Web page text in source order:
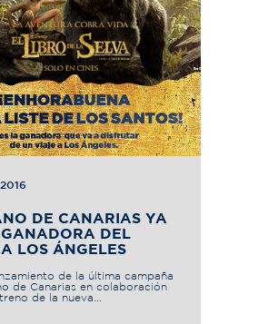
DE CANARIAS YA
DEL
LOS ÁNGELES
de la última campaña
de Canarias en colaboración
de la nueva...